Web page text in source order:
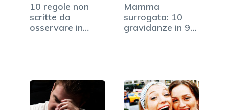
10 regole non
scritte da
osservare in
Mamma
surrogata: 10
gravidanze in 9